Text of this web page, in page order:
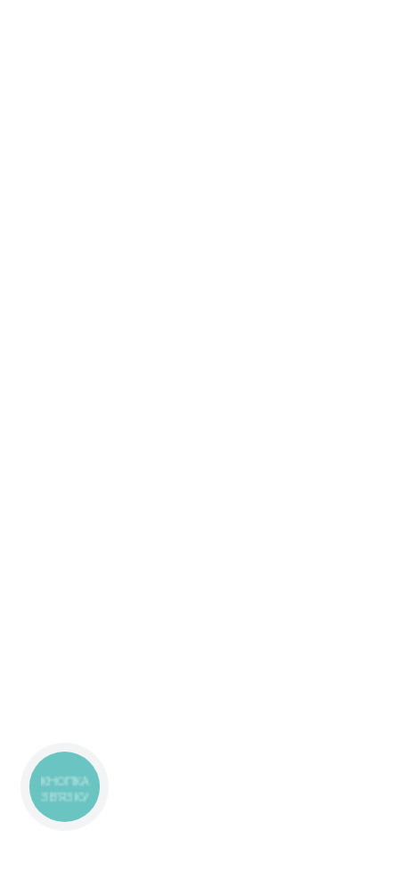
КНОПКА
ЗВ'ЯЗКУ